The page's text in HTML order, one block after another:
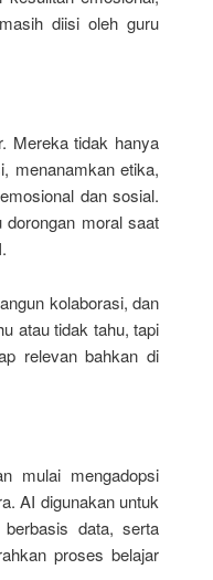
diisi oleh guru
Mereka tidak hanya
menanamkan etika,
dan sosial.
moral saat
kolaborasi, dan
atau tidak tahu, tapi
relevan bahkan di
mulai mengadopsi
AI digunakan untuk
berbasis data, serta
proses belajar